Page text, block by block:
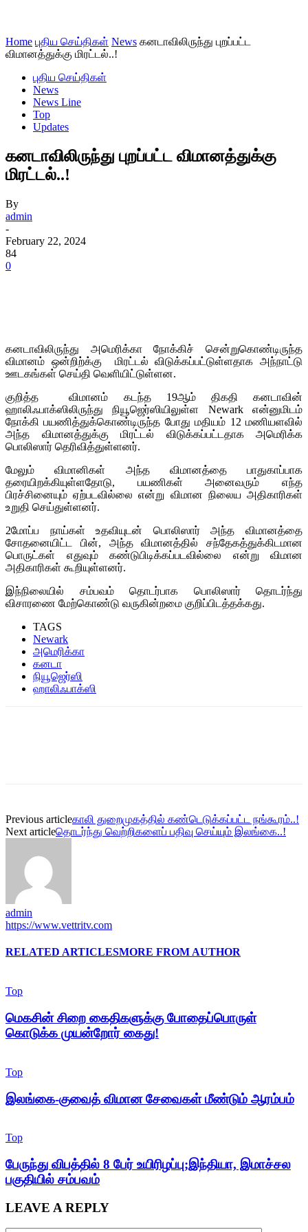
Home புதிய செய்திகள் News கனடாவிலிருந்து புறப்பட்ட
விமானத்துக்கு மிரட்டல்..!
புதிய செய்திகள்
News
News Line
Top
Updates
கனடாவிலிருந்து புறப்பட்ட விமானத்துக்கு
மிரட்டல்..!
By
admin
-
February 22, 2024
84
0
கனடாவிலிருந்து அமெரிக்கா நோக்கிச் சென்றுகொண்டிருந்த
விமானம் ஒன்றிற்க்கு மிரட்டல் விடுக்கப்பட்டுள்ளதாக அந்நாட்டு
ஊடகங்கள் செய்தி வெளியிட்டுள்ளன.
குறித்த விமானம் கடந்த 19ஆம் திகதி கனடாவின்
ஹாலிஃபாக்ஸிலிருந்து நியூஜெர்ஸியிலுள்ள Newark என்னுமிடம்
நோக்கி பயணித்துக்கொண்டிருந்த போது மதியம் 12 மணியளவில்
அந்த விமானத்துக்கு மிரட்டல் விடுக்கப்பட்டதாக அமெரிக்க
பொலிஸார் தெரிவித்துள்ளனர்.
மேலும் விமானிகள் அந்த விமானத்தை பாதுகாப்பாக
தரையிறக்கியுள்ளதோடு, பயணிகள் அனைவரும் எந்த
பிரச்சினையும் ஏற்படவில்லை என்று விமான நிலைய அதிகாரிகள்
உறுதி செய்துள்ளனர்.
2மோப்ப நாய்கள் உதவியுடன் பொலிஸார் அந்த விமானத்தை
சோதனையிட்ட பின், அந்த விமானத்தில் சந்தேகத்துக்கிடமான
பொருட்கள் எதுவும் கண்டுபிடிக்கப்படவில்லை என்று விமான
அதிகாரிகள் கூறியுள்ளனர்.
இந்நிலையில் சம்பவம் தொடர்பாக பொலிஸார் தொடர்ந்து
விசாரணை மேற்கொண்டு வருகின்றமை குறிப்பிடத்தக்கது.
TAGS
Newark
அமெரிக்கா
கனடா
நியூஜெர்ஸி
ஹாலிஃபாக்ஸி
Previous articleகாலி துறைமுகத்தில் கண்டெடுக்கப்பட்ட நங்கூரம்..!
Next articleதொடர்ந்து வெற்றிகளைப் பதிவு செய்யும் இலங்கை..!
admin
https://www.vettritv.com
RELATED ARTICLESMORE FROM AUTHOR
Top
மெகசின் சிறை கைதிகளுக்கு போதைப்பொருள்
கொடுக்க முயன்றோர் கைது!
Top
இலங்கை-குவைத் விமான சேவைகள் மீண்டும் ஆரம்பம்
Top
பேருந்து விபத்தில் 8 பேர் உயிரிழப்பு;இந்தியா, இமாச்சல
பகுதியில் சம்பவம்
LEAVE A REPLY